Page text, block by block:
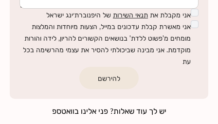
אני מקבלת את תנאי השירות של היפנוברת׳ינג ישראל
אני מאשרת קבלת עדכונים במייל, הצעות מיוחדות והמלצות
מומחים מ'פשוט ללדת' בנושאים הקשורים להריון, לידה והורות
מוקדמת. אני מבינה שביכולתי להסיר את עצמי מהרשימה בכל
עת
להירשם
יש לך עוד שאלות? פני אלינו בוואטספ